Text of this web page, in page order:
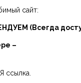
сайт:
(Всегда
–